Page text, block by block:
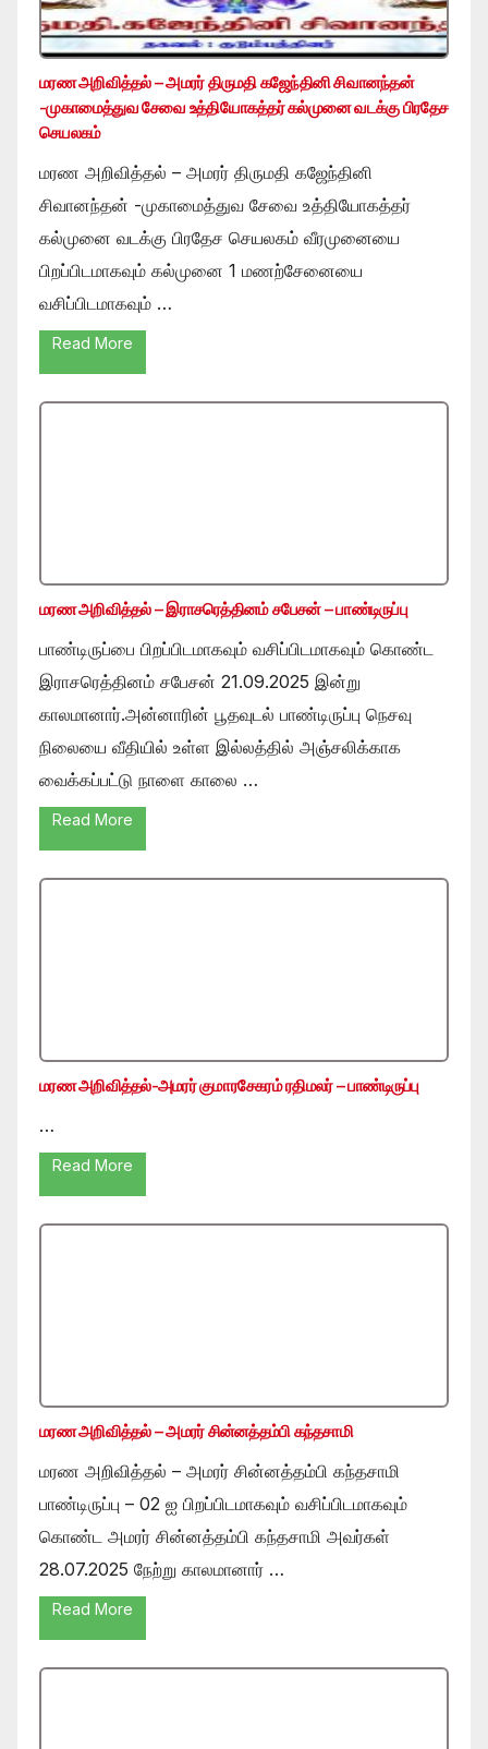
மரண அறிவித்தல் – அமரர் திருமதி கஜேந்தினி சிவானந்தன்
-முகாமைத்துவ சேவை உத்தியோகத்தர் கல்முனை வடக்கு பிரதேச
செயலகம்
மரண அறிவித்தல் – அமரர் திருமதி கஜேந்தினி
சிவானந்தன் -முகாமைத்துவ சேவை உத்தியோகத்தர்
கல்முனை வடக்கு பிரதேச செயலகம் வீரமுனையை
பிறப்பிடமாகவும் கல்முனை 1 மணற்சேனையை
வசிப்பிடமாகவும் …
Read More
மரண அறிவித்தல் – இராசரெத்தினம் சபேசன் – பாண்டிருப்பு
பாண்டிருப்பை பிறப்பிடமாகவும் வசிப்பிடமாகவும் கொண்ட
இராசரெத்தினம் சபேசன் 21.09.2025 இன்று
காலமானார்.அன்னாரின் பூதவுடல் பாண்டிருப்பு நெசவு
நிலையை வீதியில் உள்ள இல்லத்தில் அஞ்சலிக்காக
வைக்கப்பட்டு நாளை காலை …
Read More
மரண அறிவித்தல்-அமரர் குமாரசேகரம் ரதிமலர் – பாண்டிருப்பு
…
Read More
மரண அறிவித்தல் – அமரர் சின்னத்தம்பி கந்தசாமி
மரண அறிவித்தல் – அமரர் சின்னத்தம்பி கந்தசாமி
பாண்டிருப்பு – 02 ஐ பிறப்பிடமாகவும் வசிப்பிடமாகவும்
கொண்ட அமரர் சின்னத்தம்பி கந்தசாமி அவர்கள்
28.07.2025 நேற்று காலமானார் …
Read More